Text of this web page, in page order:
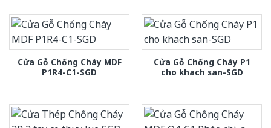
Cửa Gỗ Chống Cháy MDF
P1R4-C1-SGD
Cửa Gỗ Chống Cháy P1
cho khach san-SGD